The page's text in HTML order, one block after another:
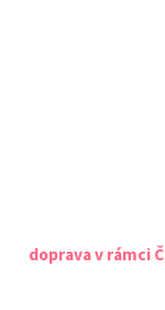
doprava v rámci